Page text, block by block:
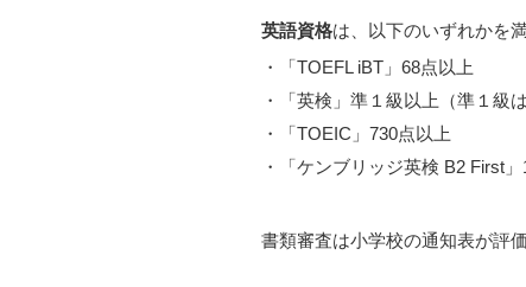
英語資格は、以下のいずれかを
・「TOEFL iBT」68点以上
・「英検」準１級以上（準１級
・「TOEIC」730点以上
・「ケンブリッジ英検 B2 First
書類審査は小学校の通知表が評